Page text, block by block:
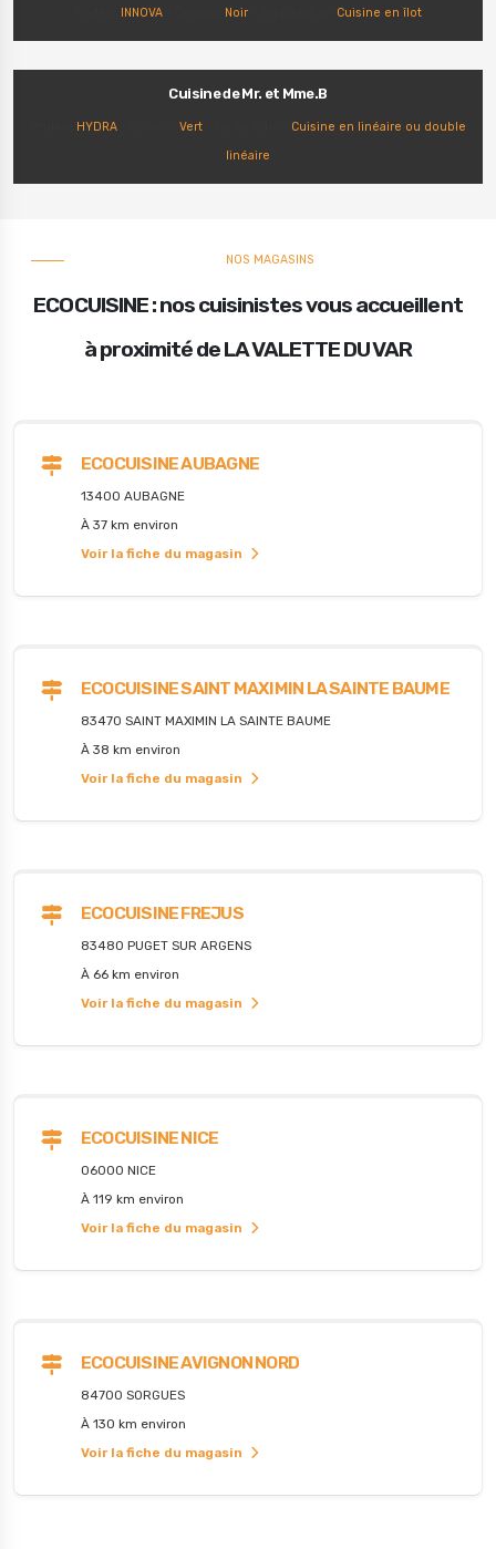
INNOVA Noir Cuisine en îlot
Cuisine de Mr. et Mme.B
HYDRA Vert
Cuisine en linéaire ou double
linéaire
NOS MAGASINS
ECOCUISINE : nos cuisinistes vous accueillent
à proximité de LA VALETTE DU VAR
ECOCUISINE AUBAGNE
13400 AUBAGNE
À 37 km environ
Voir la fiche du magasin
ECOCUISINE SAINT MAXIMIN LA SAINTE BAUME
83470 SAINT MAXIMIN LA SAINTE BAUME
À 38 km environ
Voir la fiche du magasin
ECOCUISINE FREJUS
83480 PUGET SUR ARGENS
À 66 km environ
Voir la fiche du magasin
ECOCUISINE NICE
06000 NICE
À 119 km environ
Voir la fiche du magasin
ECOCUISINE AVIGNON NORD
84700 SORGUES
À 130 km environ
Voir la fiche du magasin